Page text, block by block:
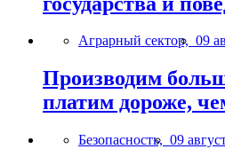
Аграрный сектор, 09
Производим
платим дороже,
Безопасность, 09